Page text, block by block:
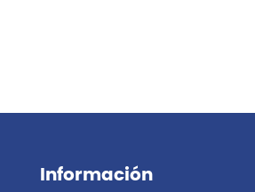
Información